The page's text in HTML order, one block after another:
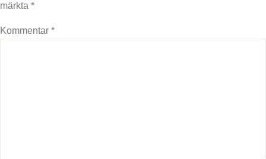
märkta *
Kommentar *